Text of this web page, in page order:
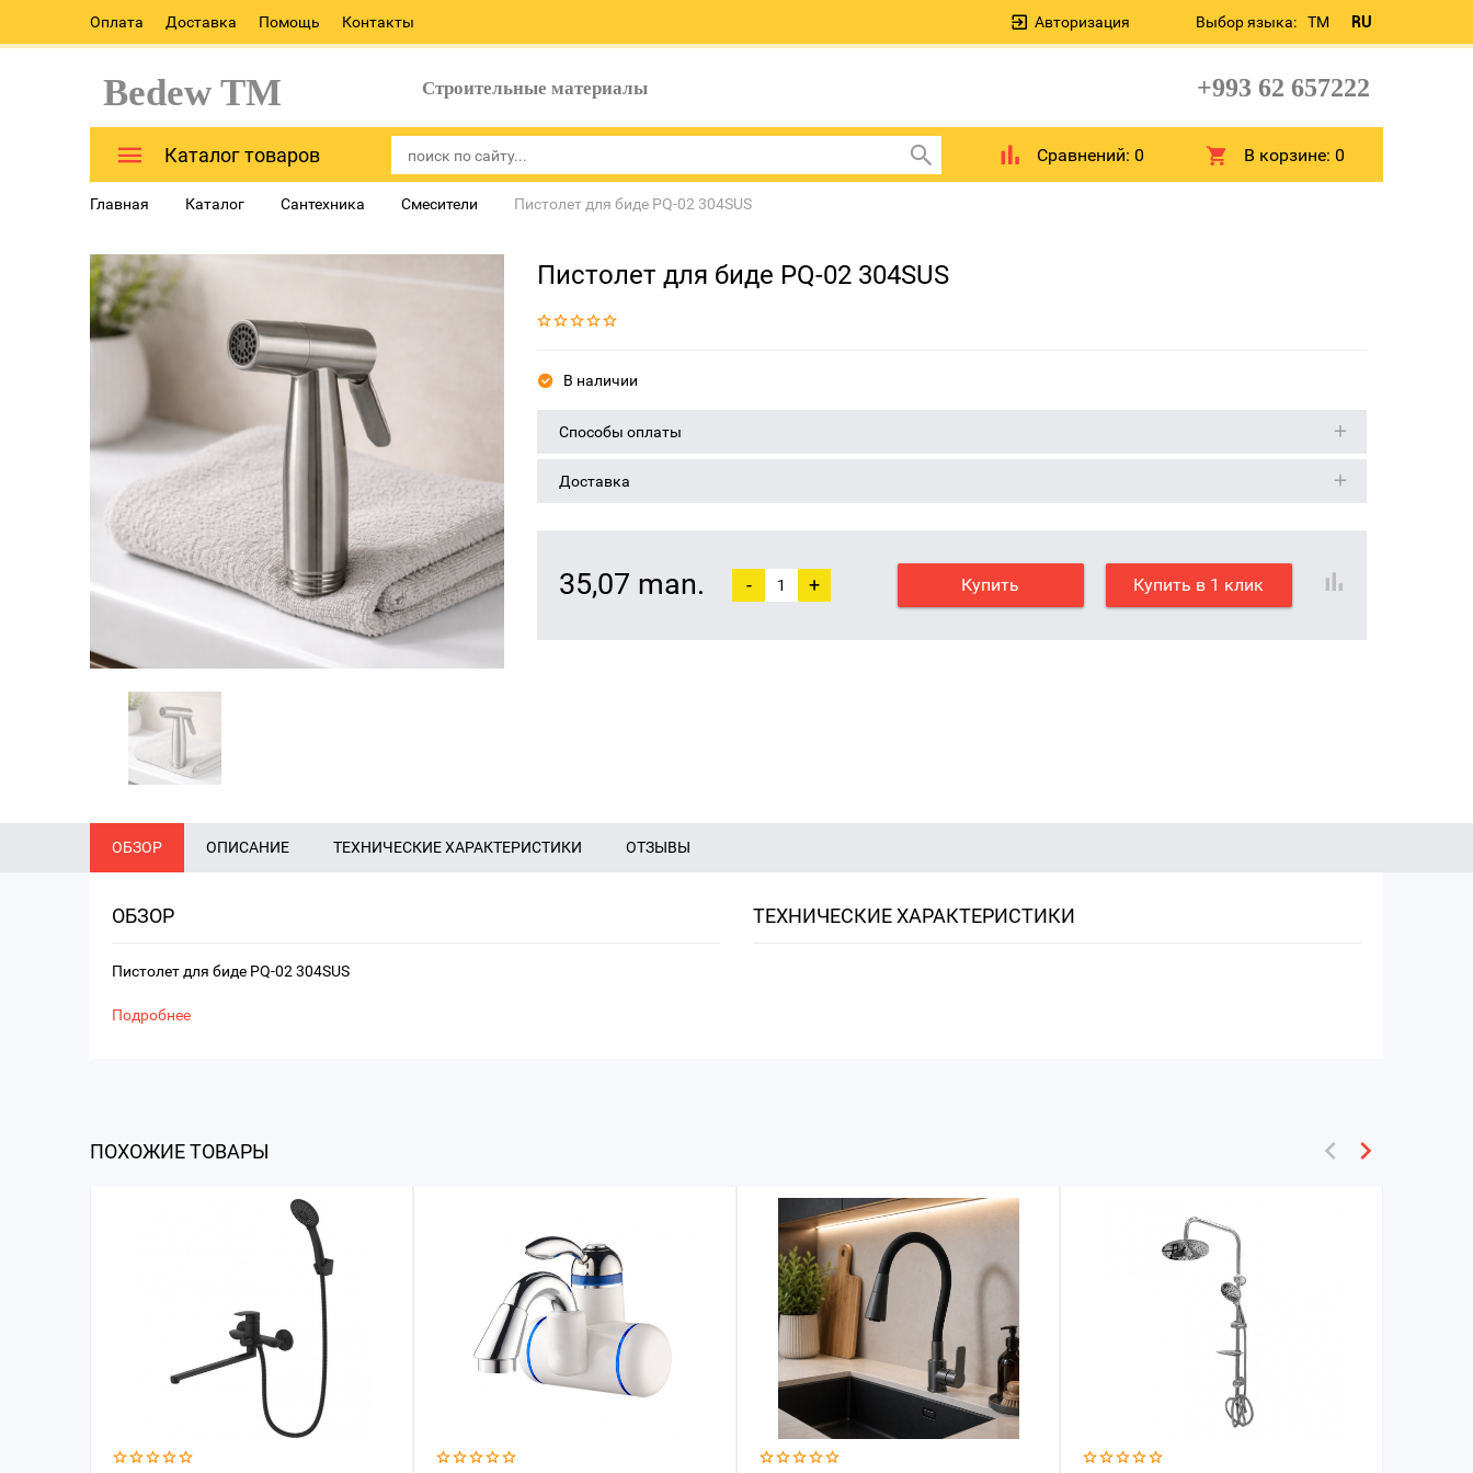
Оплата Доставка Помощь Контакты Выбор языка: TM RU
Авторизация
Bedew TM Строительные материалы +993 62 657222
Каталог товаров Сравнений: 0 В корзине:0
Главная Каталог Сантехника Смесители Пистолет для биде PQ-02 304SUS
Пистолет для биде PQ-02 304SUS
В наличии
Способы оплаты
Доставка
35,07 man. - + Купить Купить в 1 клик
ОБЗОР ОПИСАНИЕ ТЕХНИЧЕСКИЕ ХАРАКТЕРИСТИКИ ОТЗЫВЫ
ОБЗОР
Пистолет для биде PQ-02 304SUS
Подробнее
ТЕХНИЧЕСКИЕ ХАРАКТЕРИСТИКИ
ПОХОЖИЕ ТОВАРЫ